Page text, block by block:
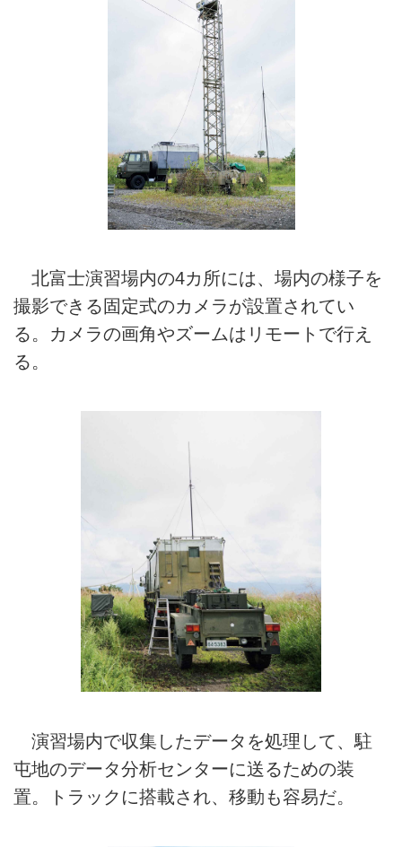
北富士演習場内の4カ所には、場内の様子を
撮影できる固定式のカメラが設置されてい
る。カメラの画角やズームはリモートで行え
る。
演習場内で収集したデータを処理して、駐
屯地のデータ分析センターに送るための装
置。トラックに搭載され、移動も容易だ。